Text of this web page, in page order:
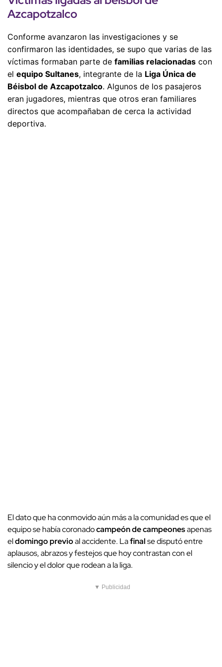
Azcapotzalco
Conforme avanzaron las investigaciones y se
confirmaron las identidades, se supo que varias de las
víctimas formaban parte de familias relacionadas con
el equipo Sultanes, integrante de la Liga Única de
Béisbol de Azcapotzalco. Algunos de los pasajeros
eran jugadores, mientras que otros eran familiares
directos que acompañaban de cerca la actividad
deportiva.
El dato que ha conmovido aún más a la comunidad es que el
equipo se había coronadocampeón de campeonesapenas
eldomingo previoal accidente. Lafinalse disputó entre
aplausos, abrazos y festejos que hoy contrastan con el
silencio y el dolor que rodean a la liga.
▼ Publicidad